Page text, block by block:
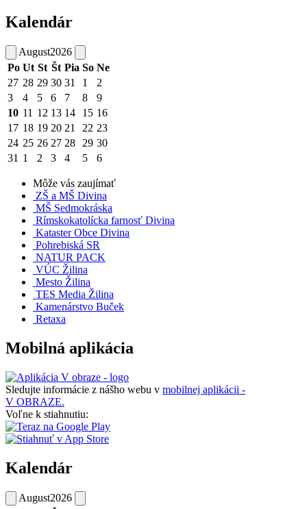
Kalendár
August2026
Po Ut St Št Pia So Ne
27 28 29 30 31 1
2
3
4 5 6 7 8
9
10 11 12 13 14 15 16
17 18 19 20 21 22 23
24 25 26 27 28 29 30
31 1 2 3 4 5 6
Môže vás zaujímať
ZŠ a MŠ Divina
MŠ Sedmokráska
Rímskokatolícka farnosť Divina
Kataster Obce Divina
Pohrebiská SR
NATUR PACK
VÚC Žilina
Mesto Žilina
TES Media Žilina
Kamenárstvo Buček
Retaxa
Mobilná aplikácia
Sledujte informácie z nášho webu v mobilnej aplikácii -
V OBRAZE.
Voľne k stiahnutiu:
Kalendár
August2026